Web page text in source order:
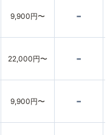
9,900円〜 -
22,000円〜 -
9,900円〜 -